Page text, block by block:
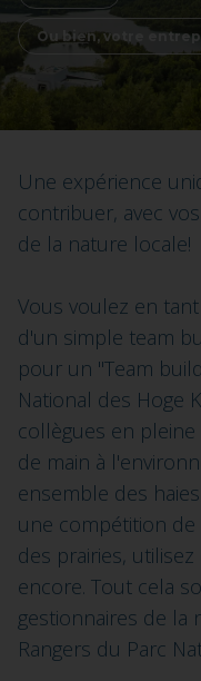
Ou bien, votre
Une expérience
contribuer, avec
de la nature locale!
Vous voulez en
d'un simple team
pour un "Team
National des Hoge
collègues en
de main à
ensemble des
une compétition de
des prairies,
encore. Tout cela
gestionnaires de la
Rangers du Parc